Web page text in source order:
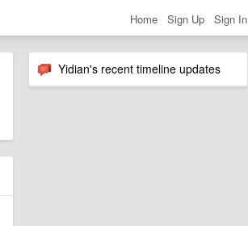
Home Sign Up Sign In
Yidian's recent timeline updates